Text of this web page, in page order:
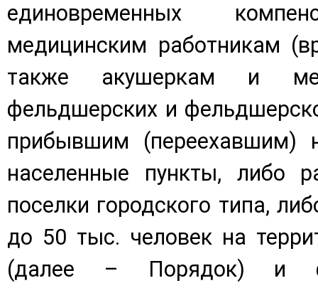
единовременных
медицинским работникам
также акушеркам и
фельдшерских и
прибывшим (переехавшим)
населенные пункты, либо
поселки городского типа,
до 50 тыс. человек на
(далее – Порядок) и